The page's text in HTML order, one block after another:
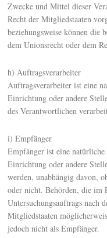
Zwecke und Mittel dieser
Recht der Mitgliedstaaten
beziehungsweise können die
dem Unionsrecht oder dem
h) Auftragsverarbeiter
Auftragsverarbeiter ist eine
Einrichtung oder andere
des Verantwortlichen
i) Empfänger
Empfänger ist eine
Einrichtung oder andere
werden, unabhängig davon,
oder nicht. Behörden, die im
Untersuchungsauftrags nach
Mitgliedstaaten
jedoch nicht als Empfänger.